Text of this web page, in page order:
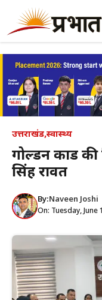
content
उत्तराखंड,स्वास्थ्य
गोल्डन कार्ड
सिंह रावत
By:Naveen Joshi
On: Tuesday, June